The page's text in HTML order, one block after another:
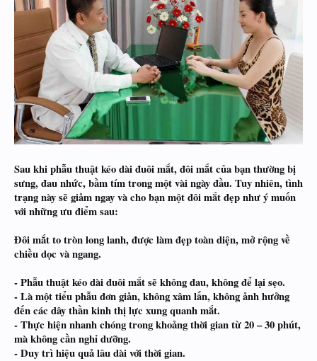
Sau khi phẫu thuật kéo dài đuôi mắt, đôi mắt của bạn thường bị
sưng, đau nhức, bầm tím trong một vài ngày đầu. Tuy nhiên, tình
trạng này sẽ giảm ngay và cho bạn một đôi mắt đẹp như ý muốn
với những ưu điểm sau:
Đôi mắt to tròn long lanh, được làm đẹp toàn diện, mở rộng về
chiều dọc và ngang.
- Phẫu thuật kéo dài đuôi mắt sẽ không đau, không để lại sẹo.
- Là một tiểu phẫu đơn giản, không xâm lấn, không ảnh hưởng
đến các dây thần kinh thị lực xung quanh mắt.
- Thực hiện nhanh chóng trong khoảng thời gian từ 20 – 30 phút,
mà không cần nghỉ dưỡng.
- Duy trì hiệu quả lâu dài với thời gian.